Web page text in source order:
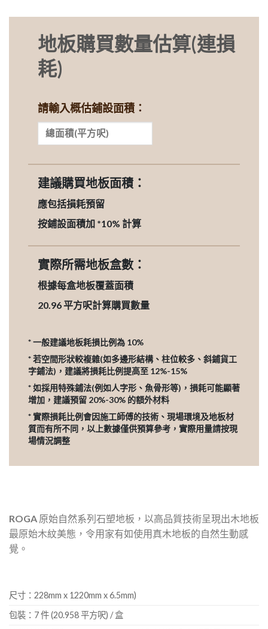
地板購買數量估算(連損
耗)
請輸入概估鋪設面積：
建議購買地板面積：
應包括損耗預留
按鋪設面積加 *10% 計算
實際所需地板盒數：
根據每盒地板覆蓋面積
20.96平方呎計算購買數量
* 一般建議地板耗損比例為 10%
* 若空間形狀較複雜(如多邊形結構、柱位較多、斜鋪貨工
字鋪法)，建議將損耗比例提高至 12%-15%
* 如採用特殊鋪法(例如人字形、魚骨形等)，損耗可能顯著
增加，建議預留 20%-30% 的額外材料
* 實際損耗比例會因施工師傅的技術、現場環境及地板材
質而有所不同，以上數據僅供預算參考，實際用量請按現
場情況調整
ROGA 原始自然系列石塑地板，以高品質技術呈現出木地板
最原始木紋美態，令用家有如使用真木地板的自然生動感
覺。
尺寸：228mm x 1220mm x 6.5mm)
包裝：7 件 (20.958 平方呎) / 盒